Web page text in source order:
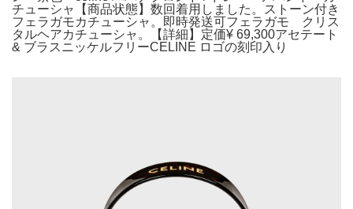
チューシャ【商品状態】数回着用しました。ストーン付き
フェラガモカチューシャ。即時発送可フェラガモ クリス
タルヘアカチューシャ。【詳細】定価¥ 69,300アセテート
& ブラスニッケルフリーCELINE ロゴの刻印入り